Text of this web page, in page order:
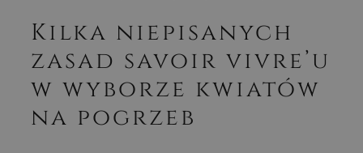
Kilka niepisanych
zasad savoir vivre’u
w wyborze kwiatów
na pogrzeb